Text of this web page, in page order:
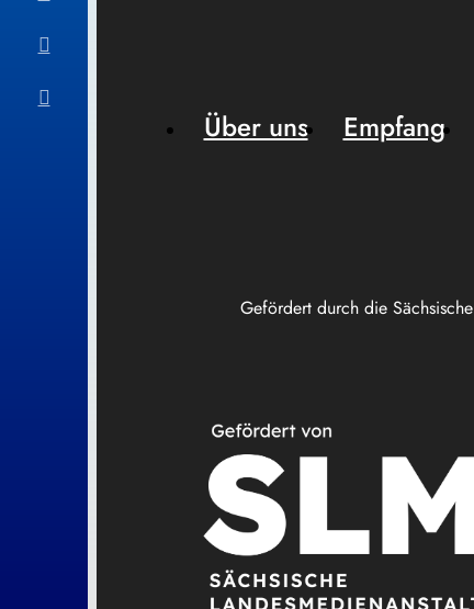
Gefördert durch die
Über uns Empfang